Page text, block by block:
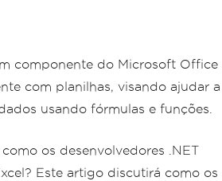
componente do Microsoft Office
com planilhas, visando ajudar a
usando fórmulas e funções.
os desenvolvedores .NET
Este artigo discutirá como os